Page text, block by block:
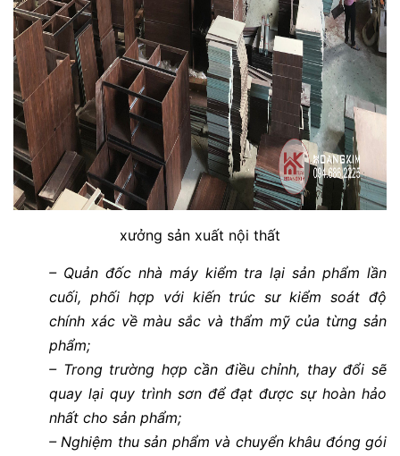
xưởng sản xuất nội thất
– Quản đốc nhà máy kiểm tra lại sản phẩm lần
cuối, phối hợp với kiến trúc sư kiểm soát độ
chính xác về màu sắc và thẩm mỹ của từng sản
phẩm;
– Trong trường hợp cần điều chỉnh, thay đổi sẽ
quay lại quy trình sơn để đạt được sự hoàn hảo
nhất cho sản phẩm;
– Nghiệm thu sản phẩm và chuyển khâu đóng gói